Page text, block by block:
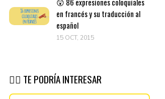
en francés y su traducción al
español
15 OCT, 2015
👉🏽 TE PODRÍA INTERESAR